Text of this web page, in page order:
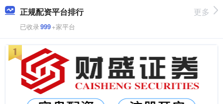
正规配资平台排行
已收录999+家平台
更多